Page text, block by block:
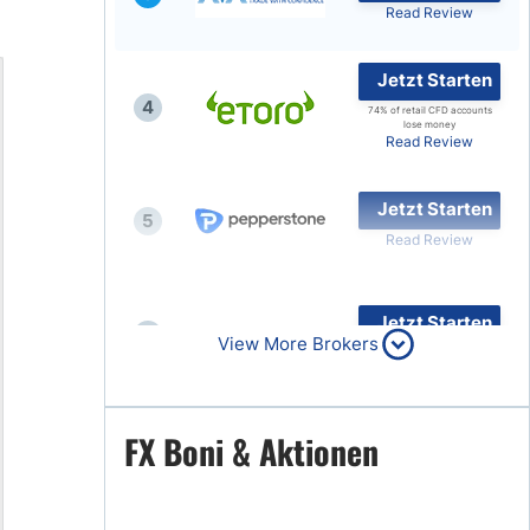
Read Review
4
Jetzt Starten
74% of retail CFD accounts
lose money
Read Review
5
Jetzt Starten
Read Review
Jetzt Starten
Read Review
7
View More Brokers
FX Boni & Aktionen